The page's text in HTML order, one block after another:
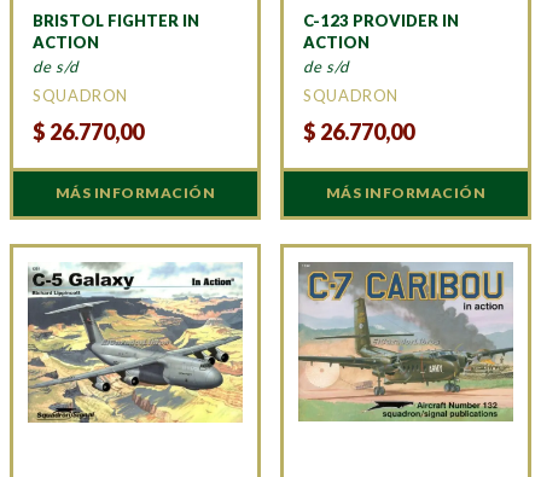
BRISTOL FIGHTER IN
ACTION
de s/d
SQUADRON
$ 26.770,00
MÁS INFORMACIÓN
C-123 PROVIDER IN
ACTION
de s/d
SQUADRON
$ 26.770,00
MÁS INFORMACIÓN